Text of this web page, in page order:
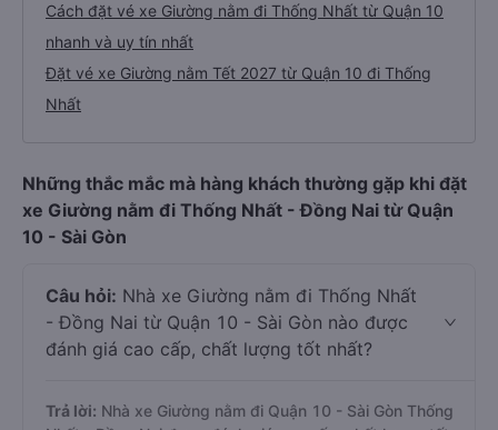
Cách đặt vé xe Giường nằm đi Thống Nhất từ Quận 10
nhanh và uy tín nhất
Đặt vé xe Giường nằm Tết 2027 từ Quận 10 đi Thống
Nhất
Những thắc mắc mà hàng khách thường gặp khi đặt
xe Giường nằm đi Thống Nhất - Đồng Nai từ Quận
10 - Sài Gòn
Câu hỏi: Nhà xe Giường nằm đi Thống Nhất
- Đồng Nai từ Quận 10 - Sài Gòn nào được
đánh giá cao cấp, chất lượng tốt nhất?
Trả lời: Nhà xe Giường nằm đi Quận 10 - Sài Gòn Thống